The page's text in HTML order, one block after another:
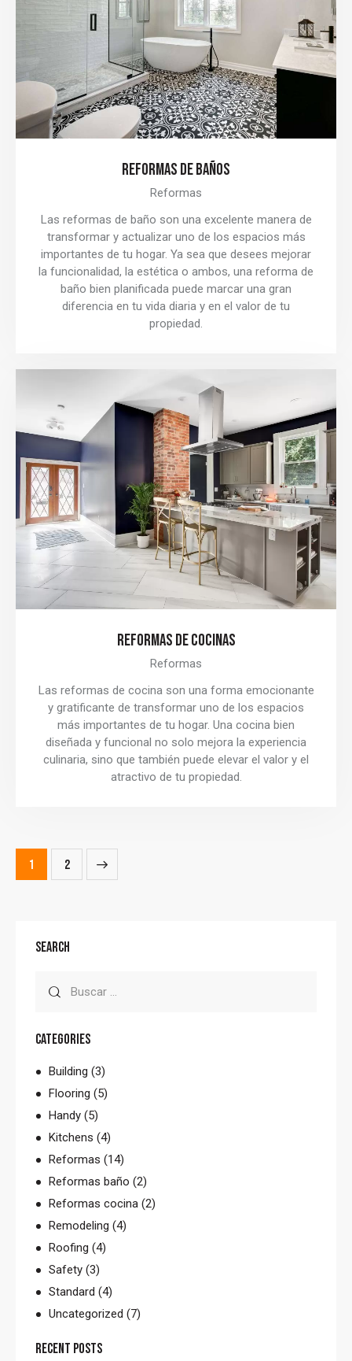
REFORMAS DE BAÑOS
Reformas
Las reformas de baño son una excelente manera de
transformar y actualizar uno de los espacios más
importantes de tu hogar. Ya sea que desees mejorar
la funcionalidad, la estética o ambos, una reforma de
baño bien planificada puede marcar una gran
diferencia en tu vida diaria y en el valor de tu
propiedad.
REFORMAS DE COCINAS
Reformas
Las reformas de cocina son una forma emocionante
y gratificante de transformar uno de los espacios
más importantes de tu hogar. Una cocina bien
diseñada y funcional no solo mejora la experiencia
culinaria, sino que también puede elevar el valor y el
atractivo de tu propiedad.
1 2
SEARCH
CATEGORIES
Building (3)
Flooring (5)
Handy (5)
Kitchens (4)
Reformas (14)
Reformas baño (2)
Reformas cocina (2)
Remodeling (4)
Roofing (4)
Safety (3)
Standard (4)
Uncategorized (7)
RECENT POSTS